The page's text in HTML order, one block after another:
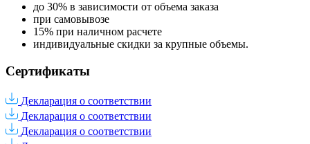
до 30% в зависимости от объема заказа
при самовывозе
15% при наличном расчете
индивидуальные скидки за крупные объемы.
Сертификаты
Декларация о соответствии
Декларация о соответствии
Декларация о соответствии